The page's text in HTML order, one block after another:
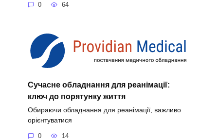
0 64
Сучасне обладнання для реанімації:
ключ до порятунку життя
Обираючи обладнання для реанімації, важливо
орієнтуватися
0 14